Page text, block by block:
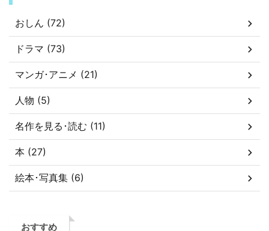
おしん (72)
ドラマ (73)
マンガ･アニメ (21)
人物 (5)
名作を見る･読む (11)
本 (27)
絵本･写真集 (6)
おすすめ